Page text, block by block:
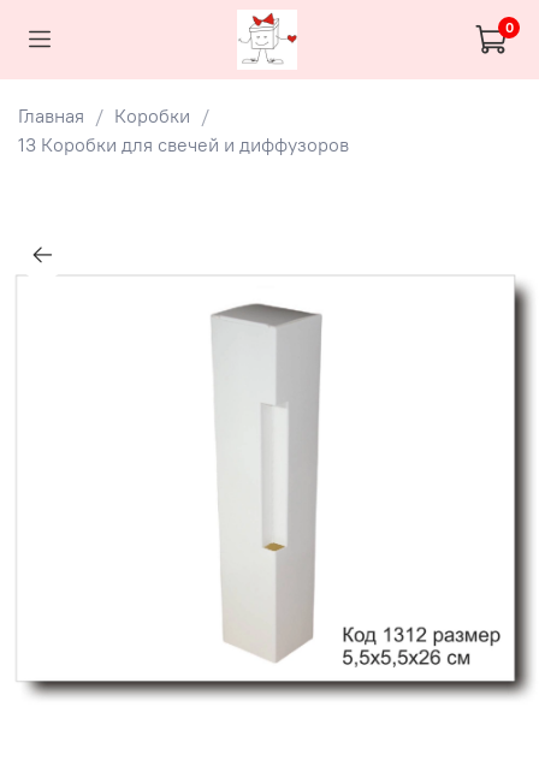
0
Главная
Коробки
13 Коробки для свечей и диффузоров